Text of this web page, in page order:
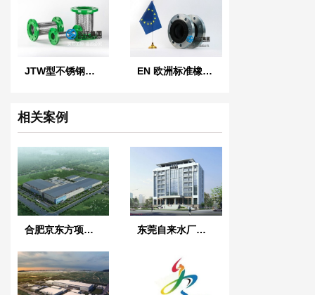
JTW型不锈钢金属软管 EN 欧洲标准橡胶膨胀节
相关案例
合肥京东方项目补偿器案例示范 东莞自来水厂热镀锌橡胶接头案例示范